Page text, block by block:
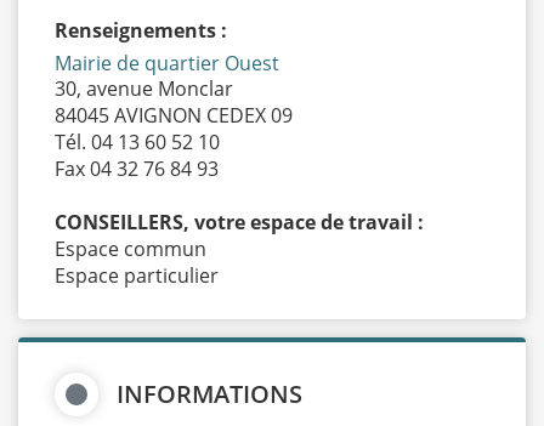
Renseignements :
Mairie de quartier Ouest
30, avenue Monclar
84045 AVIGNON CEDEX 09
Tél. 04 13 60 52 10
Fax 04 32 76 84 93
CONSEILLERS, votre espace de travail :
Espace commun
Espace particulier
INFORMATIONS